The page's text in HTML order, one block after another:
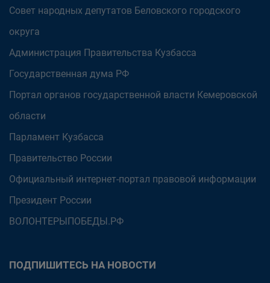
Совет народных депутатов Беловского городского
округа
Администрация Правительства Кузбасса
Государственная дума РФ
Портал органов государственной власти Кемеровской
области
Парламент Кузбасса
Правительство России
Официальный интернет-портал правовой информации
Президент России
ВОЛОНТЕРЫПОБЕДЫ.РФ
ПОДПИШИТЕСЬ НА НОВОСТИ